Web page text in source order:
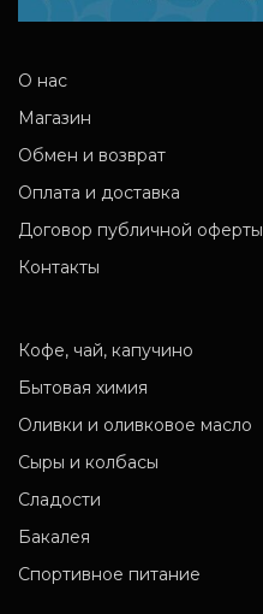
О нас
Магазин
Обмен и возврат
Оплата и доставка
Договор публичной оферты
Контакты
Кофе, чай, капучино
Бытовая химия
Оливки и оливковое масло
Сыры и колбасы
Сладости
Бакалея
Спортивное питание